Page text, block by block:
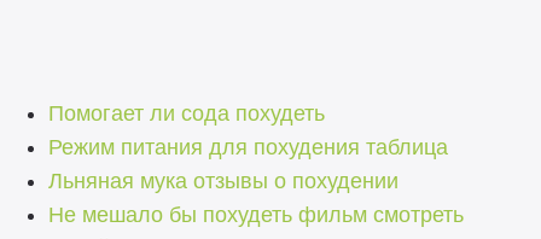
Помогает ли сода похудеть
Режим питания для похудения таблица
Льняная мука отзывы о похудении
Не мешало бы похудеть фильм смотреть